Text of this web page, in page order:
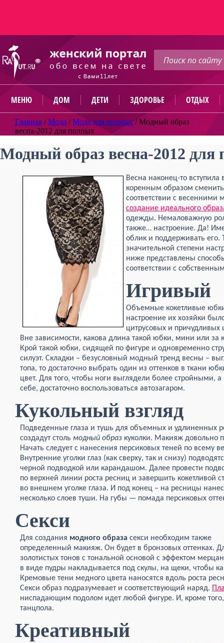
МЕНЮ ДОМ ДЕТИ ЗДОРОВЬЕ ОТДЫХ
Главная /Мода /Мода для полных /Модный образ
весна-2012 для полных
Модный образ весна-2012 для
Весна наконец-то вступила
коренным образом
соответствии с
создание идеального
одежды. Немаловажную
также… настроение. Да!
облик и поддерживать его.
значительной степени
ниже представлены
соответствии с
Игривый
Объемные кокетливые
настроение их хозяйки
цитрусовых и причудливых
Вне зависимости, какова длина такой юбки, мини или за
Крой такой юбки, сидящей по фигуре и одновременно
силуэт. Складки – безусловный модный тренд весны –
топа, то достаточно выбрать один из оттенков в ткани
цвет. Для того, чтобы ноги выглядели более стройными,
себе, достаточно воспользоваться автозагаром.
Кукольный взгляд
Подведенные глаза и тушь для объемных и удлиненных
создадут столь модный образ куколки. Макияж довольно
Начать следует с нанесения персиковых теней по всему
Внутренние уголки глаз (как сверху, так и снизу)
черной подводкой или карандашом. Далее провести
по верхней линии роста ресниц и завершить кокетливой
во внешнем уголке глаза. И под конец – на ресницы
несколько слоев туши. На губы — помада персиковых
Секси
Для создания модного образа секси необходим также
определенный макияж. Он будет в бронзовых оттенках.
золотистых тонов с тональной основой с эффектом
в виде пудры накладывается под скулы, на щеки, чтобы
Кремовые тени медного цвета наносятся вдоль роста
Секси образ подразумевает и соответствующий наряд.
ниспадающим подолом идет любой фигуре. И, кроме
танцпола.
Креативный